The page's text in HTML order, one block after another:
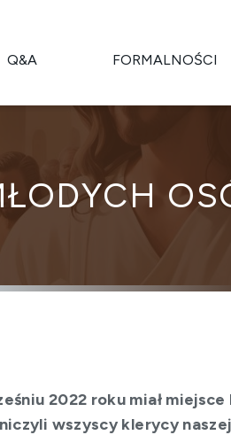
Q&A FORMALNOŚCI
2022 roku miał
wszyscy klerycy